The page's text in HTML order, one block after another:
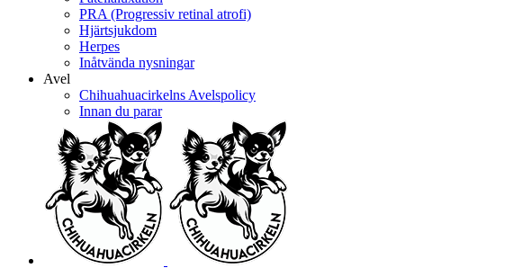
PRA (Progressiv retinal atrofi)
Hjärtsjukdom
Herpes
Inåtvända nysningar
Avel
Chihuahuacirkelns Avelspolicy
Innan du parar